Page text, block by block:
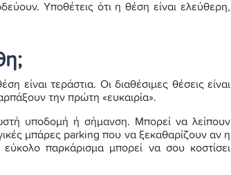
Υποθέτεις ότι η θέση είναι ελεύθερη,
είναι τεράστια. Οι διαθέσιμες θέσεις είναι
την πρώτη «ευκαιρία».
υποδομή ή σήμανση. Μπορεί να λείπουν
μπάρες parking που να ξεκαθαρίζουν αν η
παρκάρισμα μπορεί να σου κοστίσει